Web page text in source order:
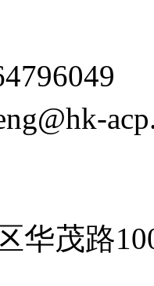
华茂路